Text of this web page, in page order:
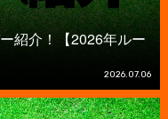
紹介！【2026年ルー
2026.07.06